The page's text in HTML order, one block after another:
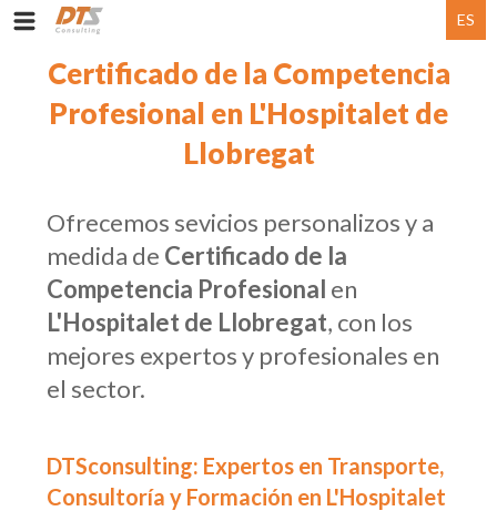
ES
Certificado de la Competencia
Profesional en L'Hospitalet de
Llobregat
Ofrecemos sevicios personalizos y a
medida de Certificado de la
Competencia Profesional en
L'Hospitalet de Llobregat, con los
mejores expertos y profesionales en
el sector.
DTSconsulting: Expertos en Transporte,
Consultoría y Formación en L'Hospitalet